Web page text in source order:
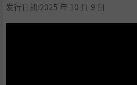
15. BT磁力
发行日期:2025 年 10 月 9 日